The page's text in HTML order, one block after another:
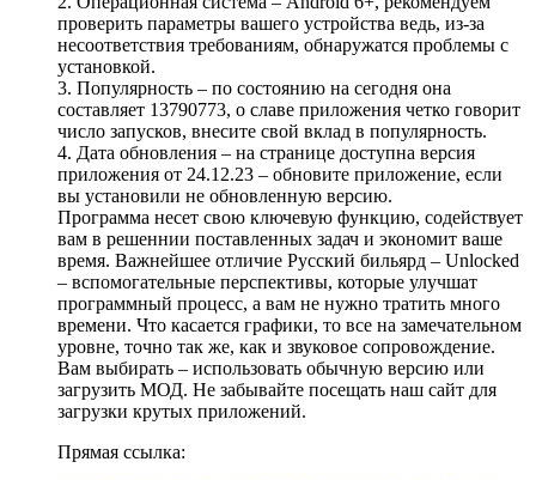
проверить параметры вашего устройства ведь, из-за
несоответствия требованиям, обнаружатся проблемы с
установкой.
3. Популярность – по состоянию на сегодня она
составляет 13790773, о славе приложения четко говорит
число запусков, внесите свой вклад в популярность.
4. Дата обновления – на странице доступна версия
приложения от 24.12.23 – обновите приложение, если
вы установили не обновленную версию.
Программа несет свою ключевую функцию, содействует
вам в решеннии поставленных задач и экономит ваше
время. Важнейшее отличие Русский бильярд – Unlocked
– вспомогательные перспективы, которые улучшат
программный процесс, а вам не нужно тратить много
времени. Что касается графики, то все на замечательном
уровне, точно так же, как и звуковое сопровождение.
Вам выбирать – использовать обычную версию или
загрузить МОД. Не забывайте посещать наш сайт для
загрузки крутых приложений.
Прямая ссылка: